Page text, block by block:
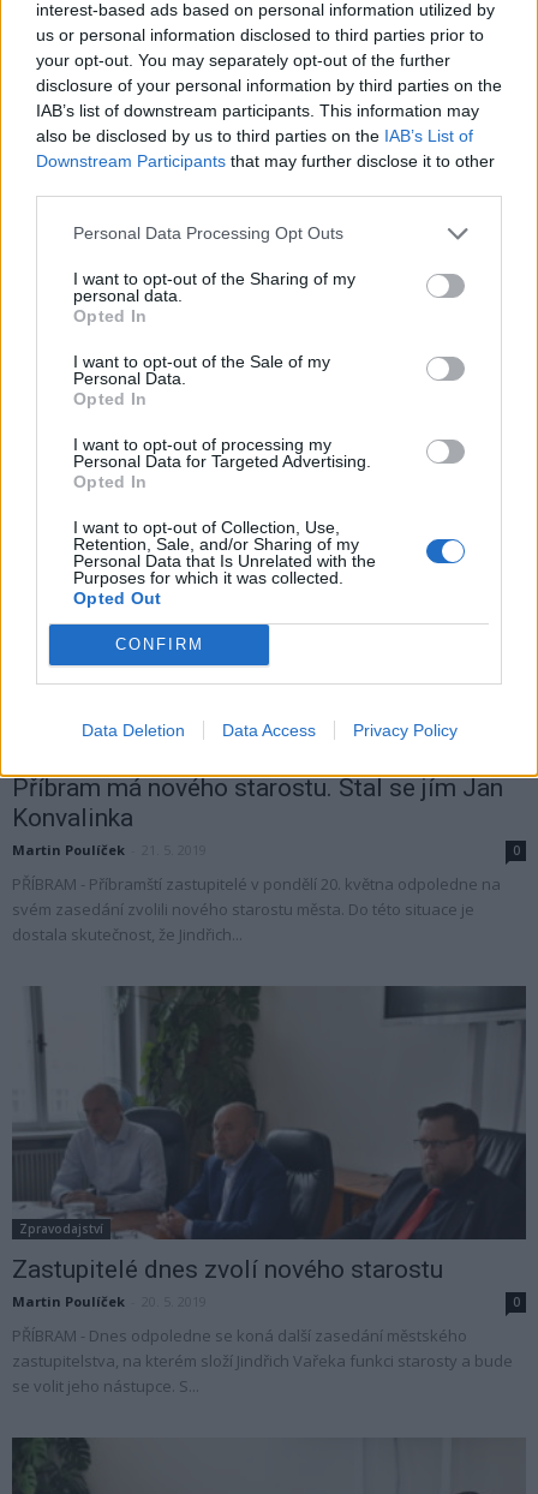
interest-based ads based on personal information utilized by
us or personal information disclosed to third parties prior to
your opt-out. You may separately opt-out of the further
disclosure of your personal information by third parties on the
IAB’s list of downstream participants. This information may
also be disclosed by us to third parties on the IAB’s List of
Downstream Participants that may further disclose it to other
Personal Data Processing Opt Outs
I want to opt-out of the Sharing of my
personal data.
Opted In
I want to opt-out of the Sale of my
Personal Data.
Opted In
I want to opt-out of processing my
Personal Data for Targeted Advertising.
Opted In
I want to opt-out of Collection, Use,
Retention, Sale, and/or Sharing of my
Personal Data that Is Unrelated with the
Purposes for which it was collected.
Opted Out
CONFIRM
Data Deletion Data Access Privacy Policy
Zastupitelé zvolili nového starostu, mluvili
Martin Poulíček - 21. 5. 2019
PŘÍBRAM - Hlavním bodem včerejšího zastupitelstva byla rezignace
očekávání jím byl zvolený navržený Jan...
Příbram má nového starostu. Stal se jím Jan
Konvalinka
Martin Poulíček 0
PŘÍBRAM - Příbramští zastupitelé v pondělí 20. května odpoledne na
svém zasedání zvolili nového starostu města. Do této situace je
dostala skutečnost, že Jindřich...
Zpravodajství
Zastupitelé dnes zvolí nového starostu
Martin Poulíček 0
PŘÍBRAM - Dnes odpoledne se koná další zasedání městského
zastupitelstva, na kterém složí Jindřich Vařeka funkci starosty a bude
se volit jeho nástupce. S...